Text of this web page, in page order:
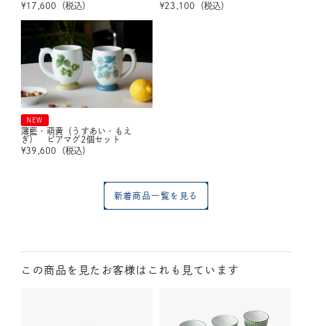
¥17,600 （税込）
¥23,100 （税込）
NEW
薄藍・萌黄（うすあい・もえ
ぎ） ビアマグ2個セット
¥39,600 （税込）
新着商品一覧を見る
この商品を見たお客様はこれも見ています